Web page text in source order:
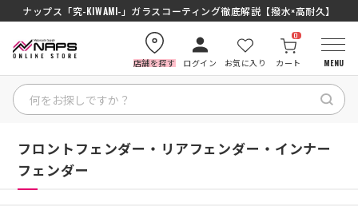
ナップス「究-KIWAMI-」ガラスコーティング徹底解説【撥水×高耐久】
店舗を探す ログイン お気に入り カート
0
MENU
HOME
カテゴリから探す
絞り込む
HOME
フロントフェンダー・リアフェンダー・インナー
フェンダー